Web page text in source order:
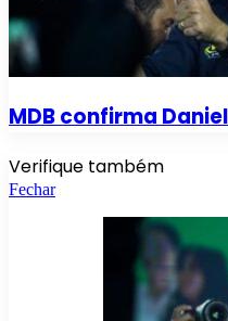
MDB confirma
Verifique também
Fechar